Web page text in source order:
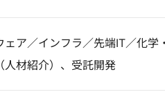
ア／インフラ／先端IT／化学
人材紹介）、受託開発